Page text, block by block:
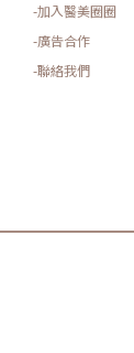
-加入醫美圈圈
-廣告合作
-聯絡我們